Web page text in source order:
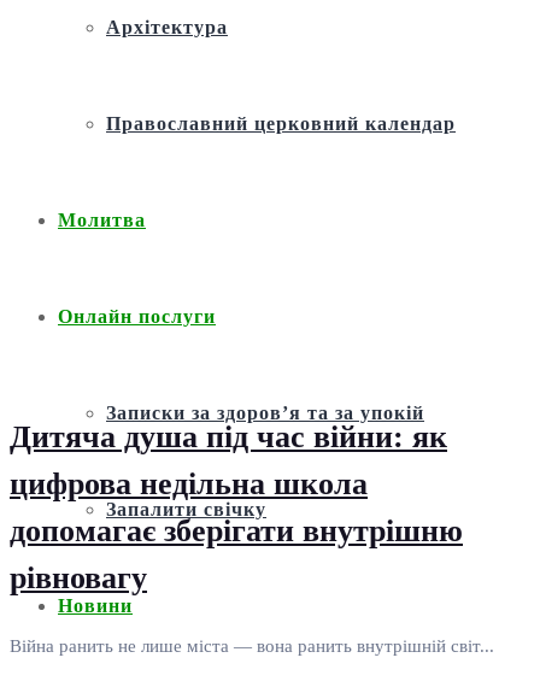
Архітектура
Православний церковний календар
Молитва
Онлайн послуги
Записки за здоров’я та за упокій
Запалити свічку
Новини
Дитяча душа під час війни: як
цифрова недільна школа
допомагає зберігати внутрішню
рівновагу
Війна ранить не лише міста — вона ранить внутрішній світ...